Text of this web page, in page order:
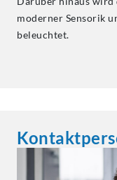
moderner Sensorik
beleuchtet.